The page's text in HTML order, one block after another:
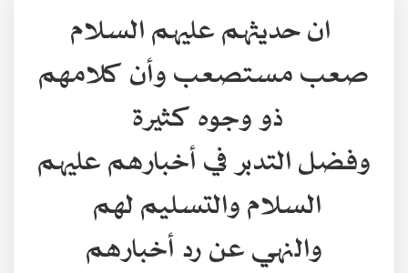
ان حديثهم عليهم السلام
صعب مستصعب وأن كلامهم
ذو وجوه كثيرة
وفضل التدبر في أخبارهم عليهم
السلام والتسليم لهم
والنهي عن رد أخبارهم